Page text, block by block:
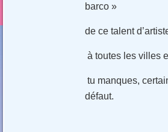
barco »
de ce talent
à toutes les villes
tu manques,
défaut.